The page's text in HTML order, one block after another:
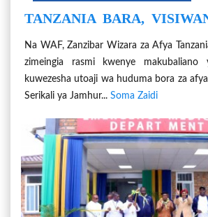
TANZANIA BARA,
ZA AFYA
Na WAF, Zanzibar Wizara za Afya
zimeingia rasmi kwenye makubaliano
kuwezesha utoaji wa huduma bora za
Serikali ya Jamhur... Soma Zaidi